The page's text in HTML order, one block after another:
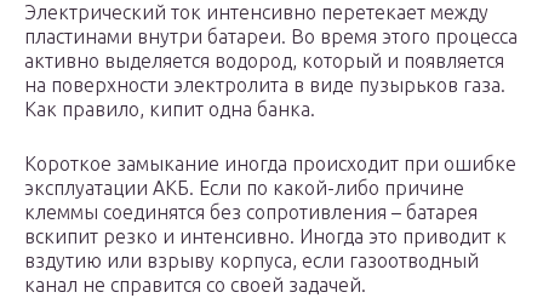
Электрический ток интенсивно перетекает между
пластинами внутри батареи. Во время этого процесса
активно выделяется водород, который и появляется
на поверхности электролита в виде пузырьков газа.
Как правило, кипит одна банка.
Короткое замыкание иногда происходит при ошибке
эксплуатации АКБ. Если по какой-либо причине
клеммы соединятся без сопротивления – батарея
вскипит резко и интенсивно. Иногда это приводит к
вздутию или взрыву корпуса, если газоотводный
канал не справится со своей задачей.